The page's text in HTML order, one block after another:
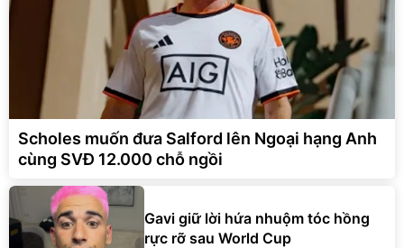
Scholes muốn đưa Salford lên Ngoại hạng Anh
cùng SVĐ 12.000 chỗ ngồi
Gavi giữ lời hứa nhuộm tóc hồng
rực rỡ sau World Cup